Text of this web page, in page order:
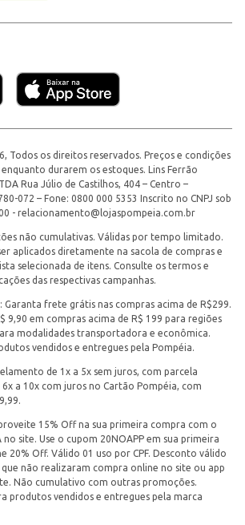
Todos os direitos reservados. Preços e condições
durarem os estoques. Lins Ferrão
Rua Júlio de Castilhos, 404 – Centro –
072 – Fone: 0800 000 5353 Inscrito no CNPJ sob
- relacionamento@lojaspompeia.com.br
não cumulativas. Válidas por tempo limitado.
aplicados diretamente na sacola de compras e
selecionada de itens. Consulte os termos e
das respectivas campanhas.
Garanta frete grátis nas compras acima de R$299.
9,90 em compras acima de R$ 199 para regiões
modalidades transportadora e econômica.
vendidos e entregues pela Pompéia.
de 1x a 5x sem juros, com parcela
6x a 10x com juros no Cartão Pompéia, com
15% Off na sua primeira compra com o
no site. Use o cupom 20NOAPP em sua primeira
20% Off. Válido 01 uso por CPF. Desconto válido
não realizaram compra online no site ou app
Não cumulativo com outras promoções.
produtos vendidos e entregues pela marca